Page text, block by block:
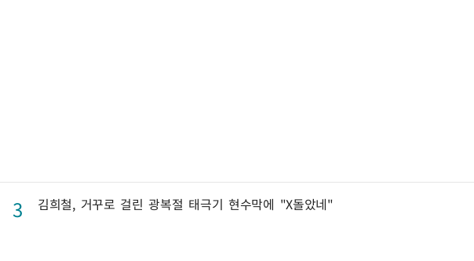
3 김희철, 거꾸로 걸린 광복절 태극기 현수막에 "X돌았네"